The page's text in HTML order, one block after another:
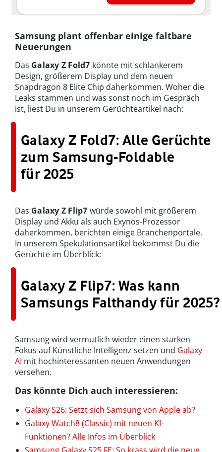
Samsung plant offenbar einige faltbare
Neuerungen
Das Galaxy Z Fold7 könnte mit schlankerem
Design, größerem Display und dem neuen
Snapdragon 8 Elite Chip daherkommen. Woher die
Leaks stammen und was sonst noch im Gespräch
ist, liest Du in unserem Gerüchteartikel nach:
Galaxy Z Fold7: Alle Gerüchte
zum Samsung-Foldable
für 2025
Das Galaxy Z Flip7 würde sowohl mit größerem
Display und Akku als auch Exynos-Prozessor
daherkommen, berichten einige Branchenportale.
In unserem Spekulationsartikel bekommst Du die
Gerüchte im Überblick:
Galaxy Z Flip7: Was kann
Samsungs Falthandy für 2025?
Samsung wird vermutlich wieder einen starken
Fokus auf Künstliche Intelligenz setzen und Galaxy
AI mit hochinteressanten neuen Anwendungen
versehen.
Das könnte Dich auch interessieren:
Galaxy S26: Setzt sich Samsung von Apple ab?
Galaxy Watch8 (Classic) mit neuen KI-
Funktionen? Alle Infos im Überblick
Samsung Galaxy S25 FE: So krass wird die neue